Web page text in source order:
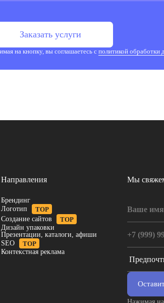
Заказать услуги
на кнопку, вы соглашаетесь сполитикой обработки
Направления
Брендинг
Логотип
TOP
Создание сайтов
TOP
Дизайн упаковки
Презентации, каталоги, афиши
SEO
TOP
Контекстная реклама
Мы